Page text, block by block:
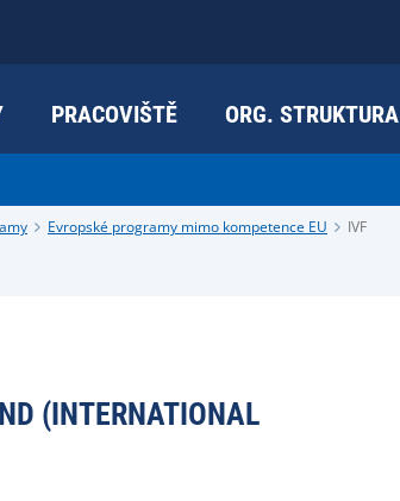
PRACOVIŠTĚ ORG. STRUKTURA
Evropské programy mimo kompetence EU IVF
(INTERNATIONAL